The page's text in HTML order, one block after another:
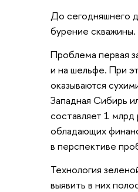
До сегодняшнего
бурение
Проблема первая
и на шельфе. При
оказываются
Западная Сибирь
составляет 1
обладающих
в перспективе
Технология
выявить в них